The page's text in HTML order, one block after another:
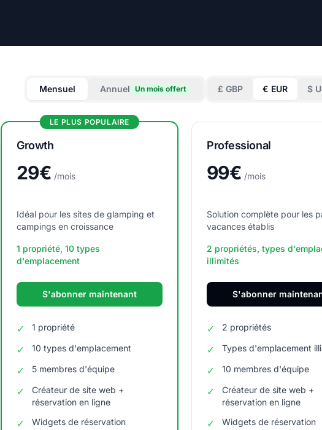
Mensuel Annuel Un mois offert £ GBP € EUR $
LE PLUS POPULAIRE
Growth
29€ /mois
Idéal pour les sites de glamping et
campings en croissance
1 propriété, 10 types
d'emplacement
S'abonner maintenant
✓ 1 propriété
✓ 10 types d'emplacement
✓ 5 membres d'équipe
✓
Créateur de site web +
réservation en ligne
✓
Widgets de réservation
Professional
99€ /mois
Solution complète pour les
vacances établis
2 propriétés, types
illimités
S'abonner
✓ 2 propriétés
✓ Types d'emplacement
✓ 10 membres d'équipe
✓
Créateur de site web +
réservation en ligne
✓
Widgets de réservation